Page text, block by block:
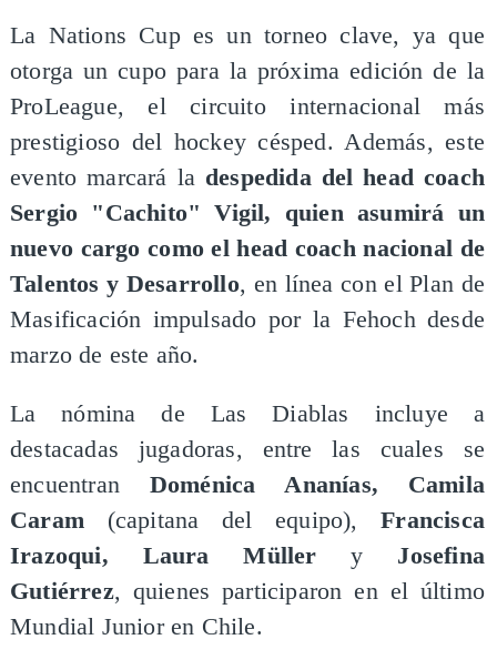
La Nations Cup es un torneo clave, ya que
otorga un cupo para la próxima edición de la
ProLeague, el circuito internacional más
prestigioso del hockey césped. Además, este
evento marcará la despedida del head coach
Sergio "Cachito" Vigil, quien asumirá un
nuevo cargo como el head coach nacional de
Talentos y Desarrollo, en línea con el Plan de
Masificación impulsado por la Fehoch desde
marzo de este año.
La nómina de Las Diablas incluye a
destacadas jugadoras, entre las cuales se
encuentran Doménica Ananías,
Camila
Caram(capitana del equipo),Francisca
Irazoqui,
Laura Müller y Josefina
Gutiérrez, quienes participaron en el último
Mundial Junior en Chile.